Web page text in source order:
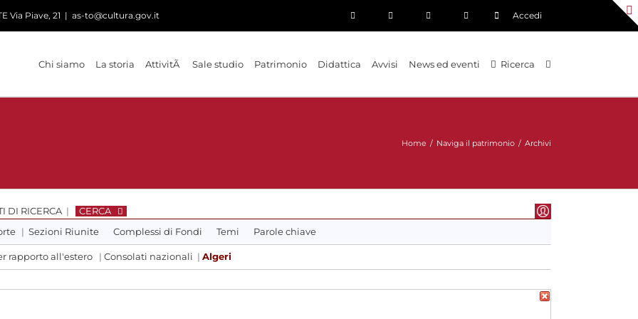
Via Piave, 21 | as-to@cultura.gov.it Accedi
Chi siamo La storia AttivitÃ Sale studio Patrimonio Didattica Avvisi News ed eventi Ricerca
Home / Naviga il patrimonio / Archivi
DI RICERCA |
CERCA
| Sezioni Riunite Complessi di Fondi Temi Parole chiave
rapporto all'estero | Consolati nazionali | Algeri